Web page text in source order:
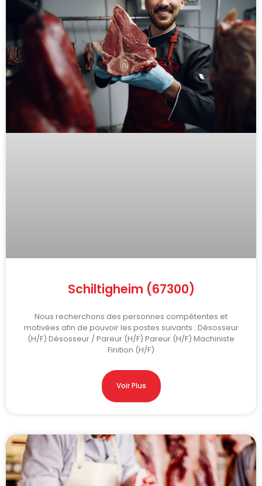
Schiltigheim (67300)
Nous recherchons des personnes compétentes et
motivées afin de pouvoir les postes suivants : Désosseur
(H/F) Désosseur / Pareur (H/F) Pareur (H/F) Machiniste
Finition (H/F)
Voir Plus